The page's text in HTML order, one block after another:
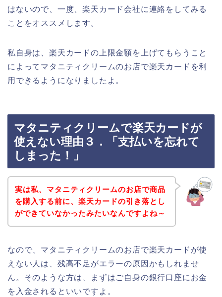
はないので、一度、楽天カード会社に連絡をしてみる
ことをオススメします。
私自身は、楽天カードの上限金額を上げてもらうこと
によってマタニティクリームのお店で楽天カードを利
用できるようになりましたよ。
マタニティクリームで楽天カードが
使えない理由３．「支払いを忘れて
しまった！」
実は私、マタニティクリームのお店で商品
を購入する前に、楽天カードの引き落とし
ができていなかったみたいなんですよね～
なので、マタニティクリームのお店で楽天カードが使
えない人は、残高不足がエラーの原因かもしれませ
ん。そのような方は、まずはご自身の銀行口座にお金
を入金されるといいですよ。